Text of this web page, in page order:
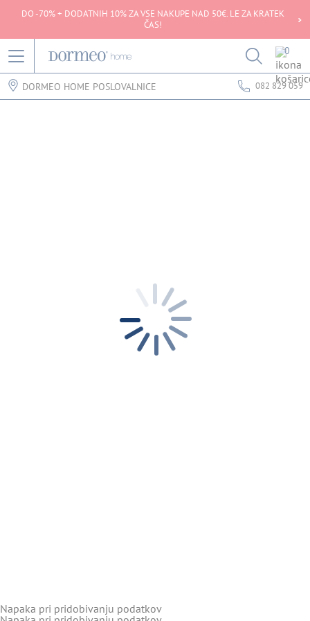
DO -70% + DODATNIH 10% ZA VSE NAKUPE NAD 50€. LE ZA KRATEK
ČAS!
0
DORMEO HOME POSLOVALNICE 082 829 059
Napaka pri pridobivanju podatkov